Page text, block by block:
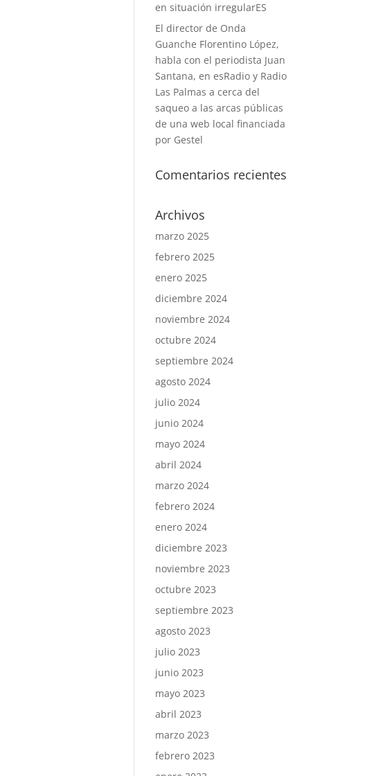
en situación irregularES
El director de Onda
Guanche Florentino López,
habla con el periodista Juan
Santana, en esRadio y Radio
Las Palmas a cerca del
saqueo a las arcas públicas
de una web local financiada
por Gestel
Comentarios recientes
Archivos
marzo 2025
febrero 2025
enero 2025
diciembre 2024
noviembre 2024
octubre 2024
septiembre 2024
agosto 2024
julio 2024
junio 2024
mayo 2024
abril 2024
marzo 2024
febrero 2024
enero 2024
diciembre 2023
noviembre 2023
octubre 2023
septiembre 2023
agosto 2023
julio 2023
junio 2023
mayo 2023
abril 2023
marzo 2023
febrero 2023